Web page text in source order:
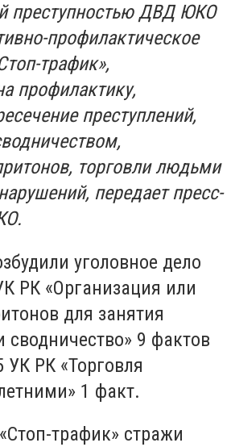
преступностью ДВД ЮКО
профилактическое
трафик»,
профилактику,
преступлений,
торговли людьми
передает пресс-
уголовное дело
РК «Организация или
для занятия
сводничество» 9 фактов
УК РК «Торговля
1 факт.
трафик» стражи